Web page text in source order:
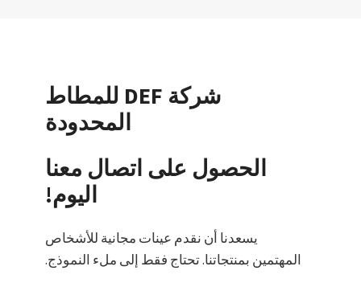
شركة DEF للمطاط
المحدودة
الحصول على اتصال معنا
اليوم!
يسعدنا أن نقدم عينات مجانية للأشخاص
المهتمين بمنتجاتنا. تحتاج فقط إلى ملء النموذج.